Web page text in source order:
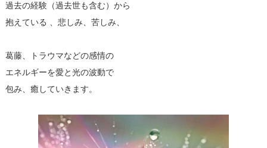
過去の経験（過去世も含む）から
抱えている 、悲しみ、苦しみ、
葛藤、トラウマなどの感情の
エネルギーを愛と光の波動で
包み、癒していきます。